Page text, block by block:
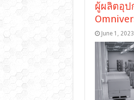
ผู้ผลิตอุป
June 1, 2023